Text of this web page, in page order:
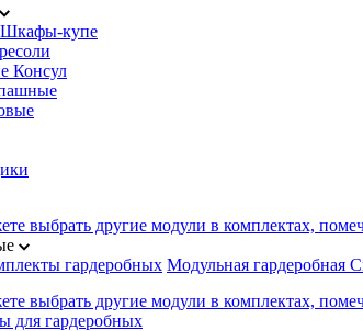
Шкафы-купе
Консул
выбрать другие модули в комплектах,
гардеробных Модульная гардеробная
выбрать другие модули в комплектах,
для гардеробных